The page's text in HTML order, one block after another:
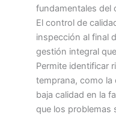
fundamentales del
El control de
inspección al final
gestión integral
Permite identificar
temprana, como la
baja calidad en la
que los problemas